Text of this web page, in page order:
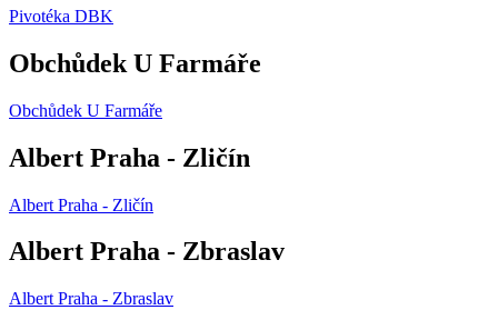
Pivotéka DBK
Obchůdek U Farmáře
Obchůdek U Farmáře
Albert Praha - Zličín
Albert Praha - Zličín
Albert Praha - Zbraslav
Albert Praha - Zbraslav